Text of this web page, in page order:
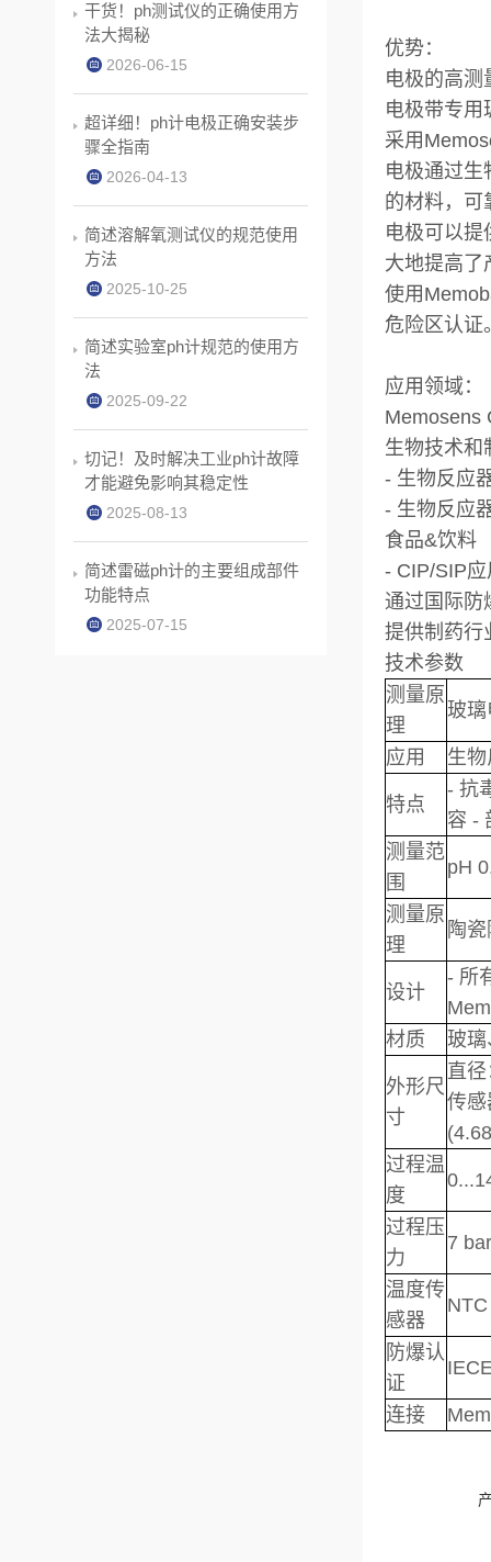
优势：
电极的高测
电极带专用
采用
电极通过
的材料，可
电极可以
大地提高了
使用
危险区认证
应用领域：
Memosens
生物技术和
- 生物反应
- 生物反应
食品&饮料
- CIP/SIP应
通过国际防
提供制药行
技术参数
测量原
理
玻璃
应用 生
特点
- 抗
容 -
测量范
围
pH
测量原
理
陶
设计
- 所
材质
玻璃
外形尺
寸
直
传感
过程温
度
过程压
力
7
温度传
感器
防爆认
证
连接
干货！ph测试仪的正确使用方
法大揭秘
2026-06-15
超详细！ph计电极正确安装步
骤全指南
2026-04-13
简述溶解氧测试仪的规范使用
方法
2025-10-25
简述实验室ph计规范的使用方
法
2025-09-22
切记！及时解决工业ph计故障
才能避免影响其稳定性
2025-08-13
简述雷磁ph计的主要组成部件
功能特点
2025-07-15